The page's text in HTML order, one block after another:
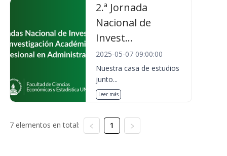
2.ª Jornada
Nacional de
Invest...
2025-05-07 09:00:00
Nuestra casa de estudios
junto...
Leer más
7 elementos en total: 1